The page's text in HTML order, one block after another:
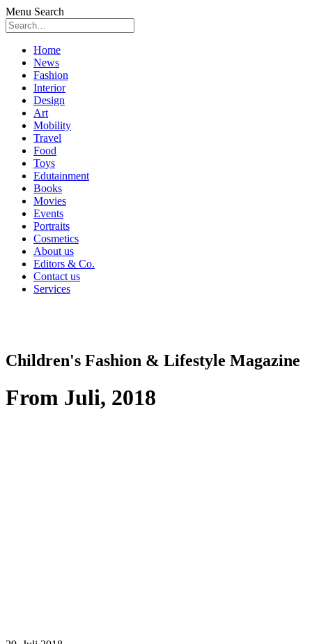
Menu Search
Skip
content
Home
News
Fashion
Interior
Design
Art
Mobility
Travel
Food
Toys
Edutainment
Books
Movies
Events
Portraits
Cosmetics
About us
Editors & Co.
Contact us
Services
Children's Fashion & Lifestyle Magazine
From Juli, 2018